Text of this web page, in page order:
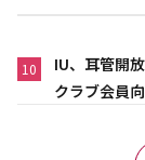
10
IU、耳管開
クラブ会員